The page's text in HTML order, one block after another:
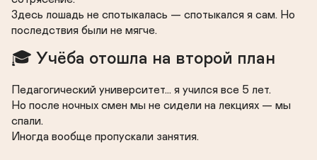
Здесь лошадь не спотыкалась — спотыкался я сам. Но
последствия были не мягче.
🎓 Учёба отошла на второй план
Педагогический университет… я учился все 5 лет.
Но после ночных смен мы не сидели на лекциях — мы
спали.
Иногда вообще пропускали занятия.